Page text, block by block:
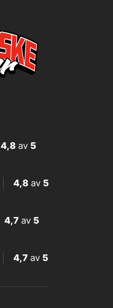
4,8av 5
4,8 av 5
4,7 av 5
4,7 av 5